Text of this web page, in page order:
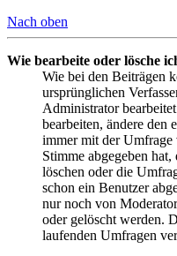
Nach oben
Wie bearbeite oder lösche
Wie bei den Beiträgen
ursprünglichen
Administrator
bearbeiten, ändere den
immer mit der
Stimme abgegeben
löschen oder die
schon ein Benutzer
nur noch von
oder gelöscht werden.
laufenden Umfragen